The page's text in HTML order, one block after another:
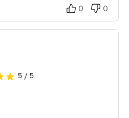
0 0
5/ 5